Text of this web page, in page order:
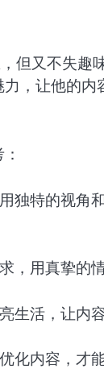
但又不失趣
，让他的内
独特的视角
，用真挚的
生活，让内容
化内容，才